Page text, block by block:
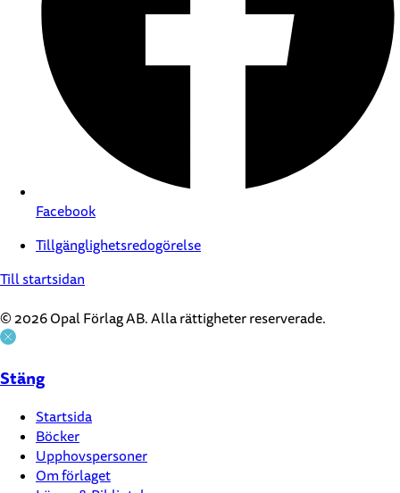
Facebook
Tillgänglighetsredogörelse
Till startsidan
© 2026 Opal Förlag AB. Alla rättigheter reserverade.
Stäng
Startsida
Böcker
Upphovspersoner
Om förlaget